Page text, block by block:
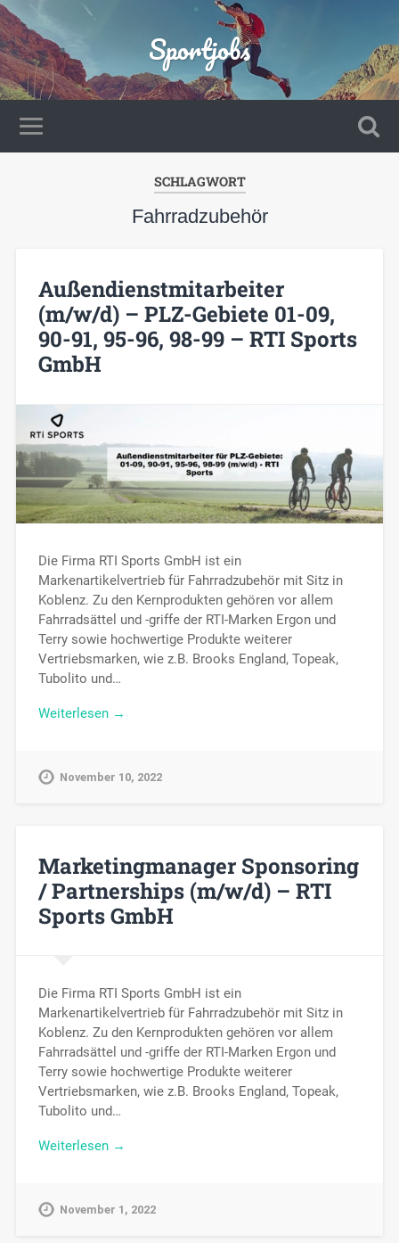
Sportjobs
SCHLAGWORT
Fahrradzubehör
Außendienstmitarbeiter
(m/w/d) – PLZ-Gebiete 01-09,
90-91, 95-96, 98-99 – RTI Sports
GmbH
Die Firma RTI Sports GmbH ist ein
Markenartikelvertrieb für Fahrradzubehör mit Sitz in
Koblenz. Zu den Kernprodukten gehören vor allem
Fahrradsättel und -griffe der RTI-Marken Ergon und
Terry sowie hochwertige Produkte weiterer
Vertriebsmarken, wie z.B. Brooks England, Topeak,
Tubolito und…
Weiterlesen →
November 10, 2022
Marketingmanager Sponsoring
/ Partnerships (m/w/d) – RTI
Sports GmbH
Die Firma RTI Sports GmbH ist ein
Markenartikelvertrieb für Fahrradzubehör mit Sitz in
Koblenz. Zu den Kernprodukten gehören vor allem
Fahrradsättel und -griffe der RTI-Marken Ergon und
Terry sowie hochwertige Produkte weiterer
Vertriebsmarken, wie z.B. Brooks England, Topeak,
Tubolito und…
Weiterlesen →
November 1, 2022